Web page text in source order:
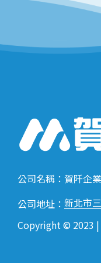
公司名稱：賀阡企
公司地址： 新北市
Copyright © 2023 |